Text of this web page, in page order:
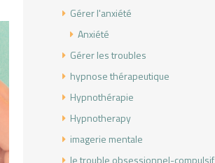
Gérer l'anxiété
Anxiété
Gérer les troubles
hypnose thérapeutique
Hypnothérapie
Hypnotherapy
imagerie mentale
le trouble obsessionnel-compulsif